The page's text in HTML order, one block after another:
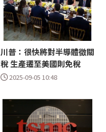
川普：很快將對半導體徵關
稅 生產遷至美國則免稅
2025-09-05 10:48